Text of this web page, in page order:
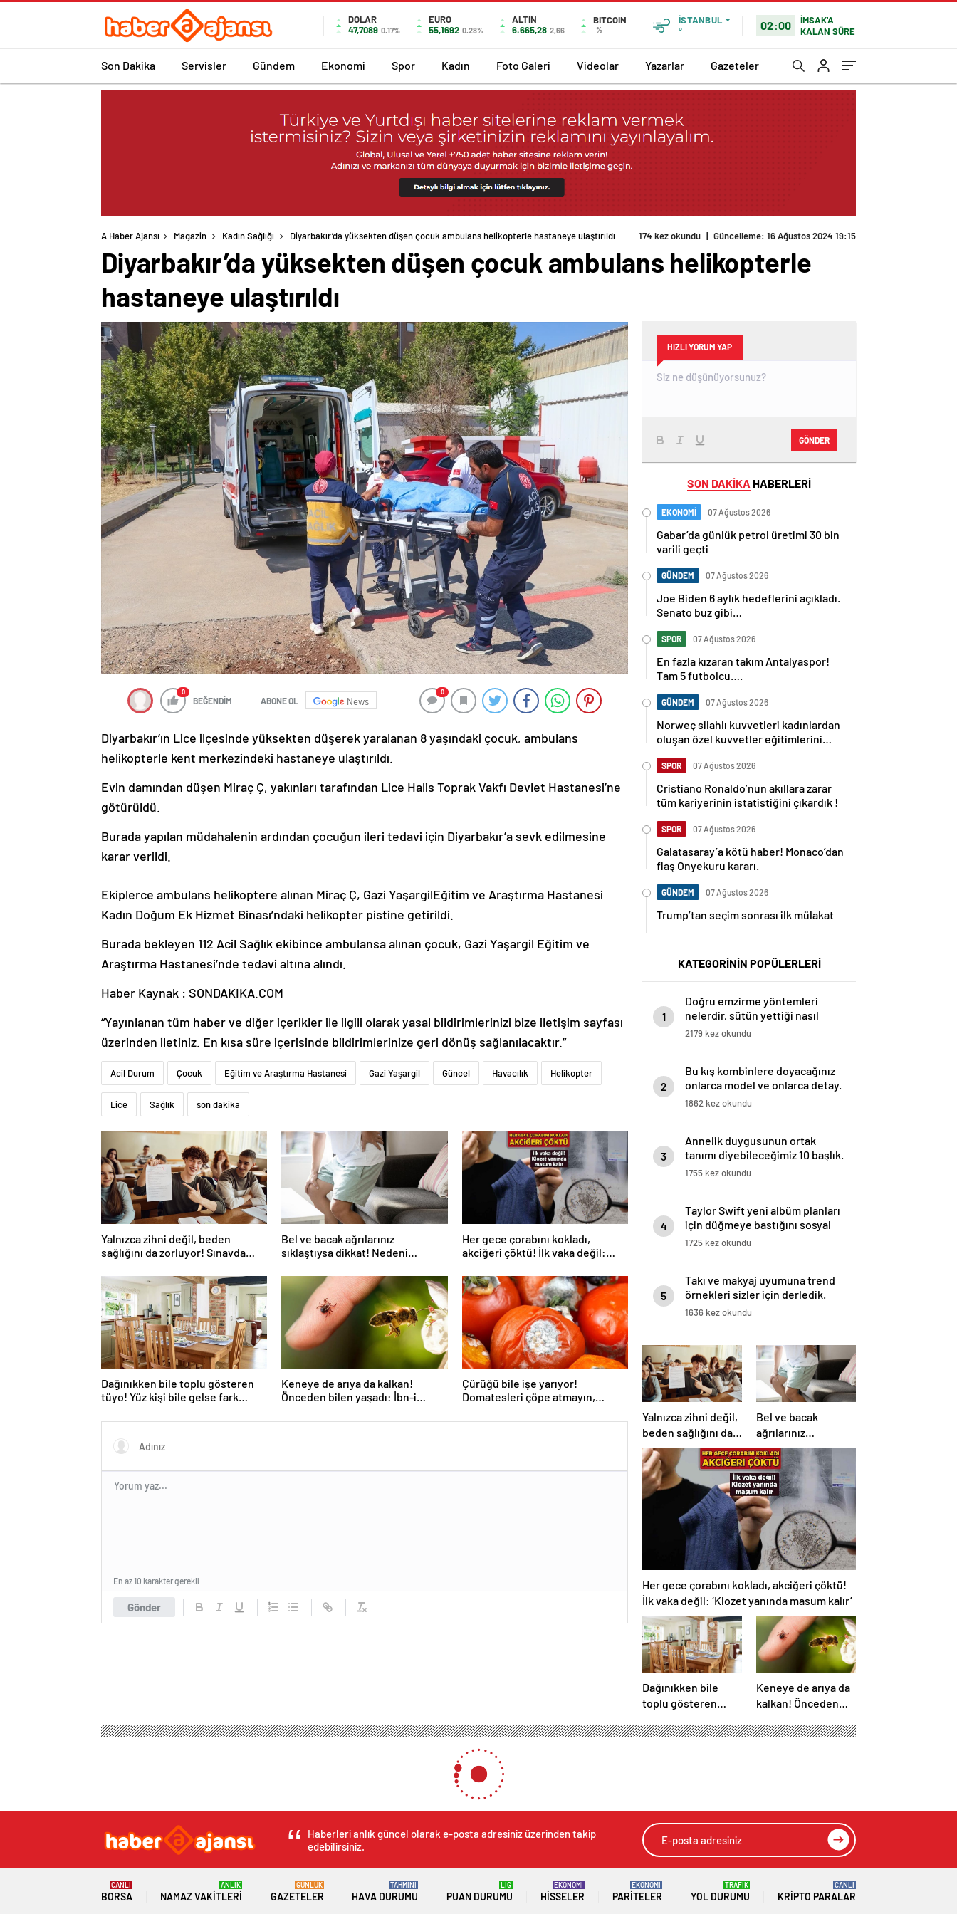
DOLAR
47,7089 0.17%
EURO
55,1692 0.28%
ALTIN
6.665,28 2,66
BITCOIN
%
İSTANBUL
°
02:00
İMSAK'A
KALAN SÜRE
Son Dakika Servisler Gündem Ekonomi Spor Kadın Foto Galeri Videolar Yazarlar Gazeteler
A Haber Ajansı Magazin Kadın Sağlığı Diyarbakır’da yüksekten düşen çocuk ambulans helikopterle hastaneye ulaştırıldı 174 kez okundu | Güncelleme: 16 Ağustos 2024 19:15
Diyarbakır’da yüksekten düşen çocuk ambulans helikopterle
hastaneye ulaştırıldı
0
BEĞENDİM ABONE OL News
0
Diyarbakır’ın Lice ilçesinde yüksekten düşerek yaralanan 8 yaşındaki çocuk, ambulans
helikopterle kent merkezindeki hastaneye ulaştırıldı.
Evin damından düşen Miraç Ç, yakınları tarafından Lice Halis Toprak Vakfı Devlet Hastanesi’ne
götürüldü.
Burada yapılan müdahalenin ardından çocuğun ileri tedavi için Diyarbakır’a sevk edilmesine
karar verildi.
Ekiplerce ambulans helikoptere alınan Miraç Ç, Gazi YaşargilEğitim ve Araştırma Hastanesi
Kadın Doğum Ek Hizmet Binası’ndaki helikopter pistine getirildi.
Burada bekleyen 112 Acil Sağlık ekibince ambulansa alınan çocuk, Gazi Yaşargil Eğitim ve
Araştırma Hastanesi’nde tedavi altına alındı.
Haber Kaynak : SONDAKIKA.COM
“Yayınlanan tüm haber ve diğer içerikler ile ilgili olarak yasal bildirimlerinizi bize iletişim sayfası
üzerinden iletiniz. En kısa süre içerisinde bildirimlerinize geri dönüş sağlanılacaktır.”
Acil Durum Çocuk Eğitim ve Araştırma Hastanesi Gazi Yaşargil Güncel Havacılık Helikopter
Lice Sağlık son dakika
Yalnızca zihni değil, beden
sağlığını da zorluyor! Sınavda
Bel ve bacak ağrılarınız
sıklaştıysa dikkat! Nedeni
Her gece çorabını kokladı,
akciğeri çöktü! İlk vaka değil:
Dağınıkken bile toplu gösteren
tüyo! Yüz kişi bile gelse fark
Keneye de arıya da kalkan!
Önceden bilen yaşadı: İbn-i
Çürüğü bile işe yarıyor!
Domatesleri çöpe atmayın,
Gönder
En az 10 karakter gerekli
HIZLI YORUM YAP
GÖNDER
SON DAKİKA HABERLERİ
EKONOMİ 07 Ağustos 2026
Gabar’da günlük petrol üretimi 30 bin
varili geçti
GÜNDEM 07 Ağustos 2026
Joe Biden 6 aylık hedeflerini açıkladı.
Senato buz gibi…
SPOR 07 Ağustos 2026
En fazla kızaran takım Antalyaspor!
Tam 5 futbolcu….
GÜNDEM 07 Ağustos 2026
Norweç silahlı kuvvetleri kadınlardan
oluşan özel kuvvetler eğitimlerini
SPOR 07 Ağustos 2026
Cristiano Ronaldo’nun akıllara zarar
tüm kariyerinin istatistiğini çıkardık !
SPOR 07 Ağustos 2026
Galatasaray’a kötü haber! Monaco’dan
flaş Onyekuru kararı.
GÜNDEM 07 Ağustos 2026
Trump’tan seçim sonrası ilk mülakat
KATEGORİNİN POPÜLERLERİ
1
Doğru emzirme yöntemleri
nelerdir, sütün yettiği nasıl
anlaşılır?
2179 kez okundu
2
Bu kış kombinlere doyacağınız
onlarca model ve onlarca detay.
1862 kez okundu
3
Annelik duygusunun ortak
tanımı diyebileceğimiz 10 başlık.
1755 kez okundu
4
Taylor Swift yeni albüm planları
için düğmeye bastığını sosyal
medyadan duyurdu!
1725 kez okundu
5
Takı ve makyaj uyumuna trend
örnekleri sizler için derledik.
1636 kez okundu
Yalnızca zihni değil,
beden sağlığını da
zorluyor! Sınavda
başarı tabakta
başlıyor
Bel ve bacak
ağrılarınız
sıklaştıysa dikkat!
Nedeni omurga
kanalı darlığı olabilir
Her gece çorabını kokladı, akciğeri çöktü!
İlk vaka değil: ‘Klozet yanında masum kalır’
Dağınıkken bile
toplu gösteren
gelse fark edilmiyor
Keneye de arıya da
kalkan! Önceden
Sina’nın da sırrıymış
Haberleri anlık güncel olarak e-posta adresiniz üzerinden takip
edebilirsiniz.
BORSA
CANLI
NAMAZ VAKITLERI
ANLIK
GAZETELER
GÜNLÜK
HAVA DURUMU
TAHMİNİ
PUAN DURUMU
LİG
HISSELER
EKONOMİ
PARITELER
EKONOMİ
YOL DURUMU
TRAFİK
KRIPTO PARALAR
CANLI